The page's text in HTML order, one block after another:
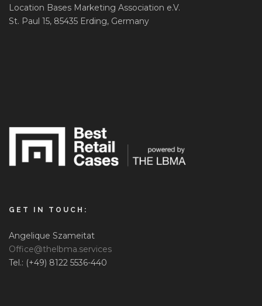
Location Bases Marketing Association e.V.
St. Paul 15, 85435 Erding, Germany
GET IN TOUCH:
Angelique Szameitat
Office@thelbma.services
Tel.: (+49) 8122 5536-440